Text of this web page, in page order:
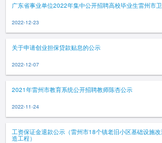
广东省事业单位2022年集中公开招聘高校毕业生雷州市
2022-12-23
关于申请创业担保贷款贴息的公示
2022-12-07
2021年雷州市教育系统公开招聘教师陈杏公示
2022-11-24
工资保证金退款公示（雷州市18个镇老旧小区基础设施
造工程）